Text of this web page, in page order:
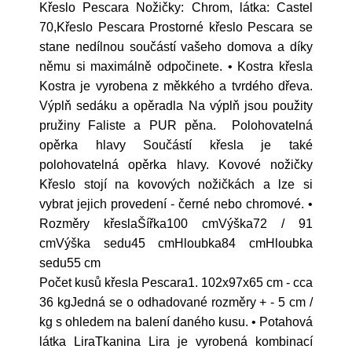
Křeslo Pescara Nožičky: Chrom, látka: Castel
70,Křeslo Pescara Prostorné křeslo Pescara se
stane nedílnou součástí vašeho domova a díky
němu si maximálně odpočinete. • Kostra křesla
Kostra je vyrobena z měkkého a tvrdého dřeva.
Výplň sedáku a opěradla Na výplň jsou použity
pružiny Faliste a PUR pěna. Polohovatelná
opěrka hlavy Součástí křesla je také
polohovatelná opěrka hlavy. Kovové nožičky
Křeslo stojí na kovových nožičkách a lze si
vybrat jejich provedení - černé nebo chromové. •
Rozměry křeslaŠířka100 cmVýška72 / 91
cmVýška sedu45 cmHloubka84 cmHloubka
sedu55 cm
Počet kusů křesla Pescara1. 102x97x65 cm - cca
36 kgJedná se o odhadované rozměry + - 5 cm /
kg s ohledem na balení daného kusu. • Potahová
látka LiraTkanina Lira je vyrobená kombinací